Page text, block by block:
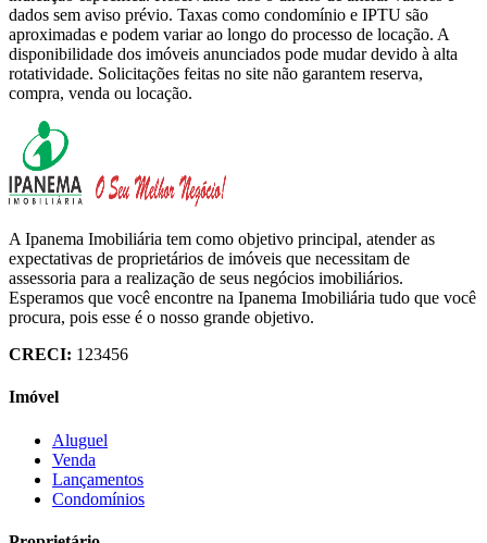
dados sem aviso prévio. Taxas como condomínio e IPTU são
aproximadas e podem variar ao longo do processo de locação. A
disponibilidade dos imóveis anunciados pode mudar devido à alta
rotatividade. Solicitações feitas no site não garantem reserva,
compra, venda ou locação.
A Ipanema Imobiliária tem como objetivo principal, atender as
expectativas de proprietários de imóveis que necessitam de
assessoria para a realização de seus negócios imobiliários.
Esperamos que você encontre na Ipanema Imobiliária tudo que você
procura, pois esse é o nosso grande objetivo.
CRECI: 123456
Imóvel
Aluguel
Venda
Lançamentos
Condomínios